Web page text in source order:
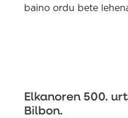
baino ordu bete
Elkanoren 500.
Bilbon.